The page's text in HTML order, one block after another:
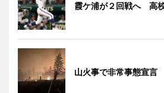
霞ケ浦が２回戦へ 高
山火事で非常事態宣